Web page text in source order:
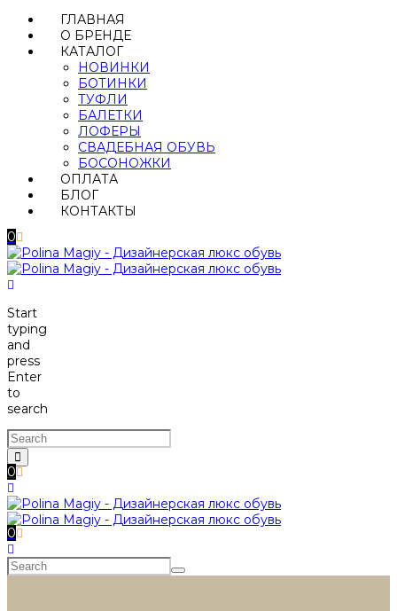
ГЛАВНАЯ
О БРЕНДЕ
КАТАЛОГ
НОВИНКИ
БОТИНКИ
ТУФЛИ
БАЛЕТКИ
ЛОФЕРЫ
СВАДЕБНАЯ ОБУВЬ
БОСОНОЖКИ
ОПЛАТА
БЛОГ
КОНТАКТЫ
0
Start
typing
and
press
Enter
to
search
0
0